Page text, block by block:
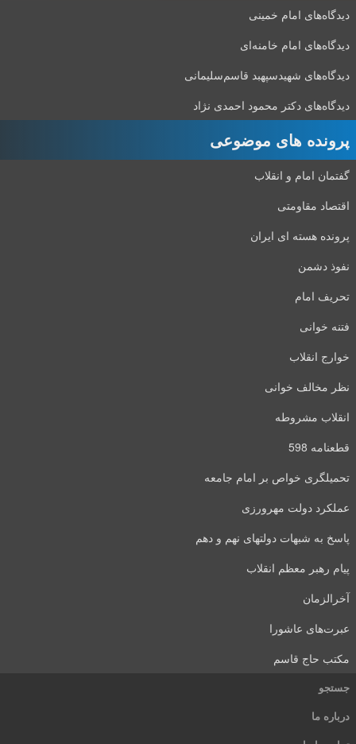
دیدگاه‌های امام خمینی
دیدگاه‌های امام خامنه‌ای
دیدگاه‌های شهید‌سپهبد قاسم‌سلیمانی
دیدگاه‌های دکتر محمود احمدی نژاد
پرونده های موضوعی
گفتمان امام و انقلاب
اقتصاد مقاومتی
پرونده هسته ای ایران
نفوذ دشمن
تحریف امام
فتنه خوانی
خوارج انقلاب
نظر مخالف خوانی
انقلاب مشروطه
قطعنامه 598
تحمیلگری خواص بر امام جامعه
عملکرد دولت مهرورزی
پاسخ به شبهات دولتهای نهم و دهم
پیام رهبر معظم انقلاب
آخرالزمان
عبرت‌های عاشورا
مکتب حاج قاسم
جستجو
درباره ما